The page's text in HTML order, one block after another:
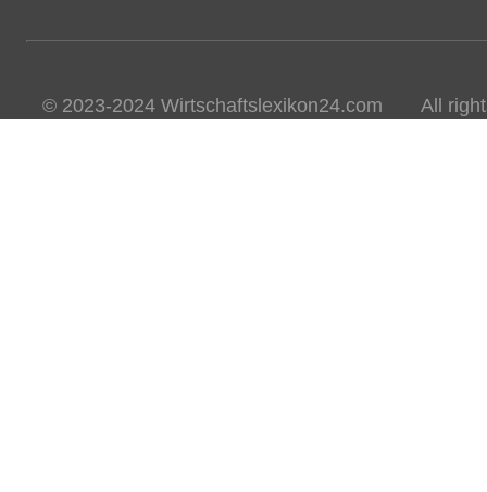
© 2023-2024 Wirtschaftslexikon24.com All